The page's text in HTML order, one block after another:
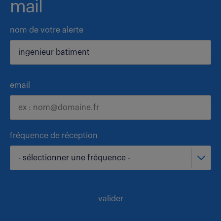
mail
nom de votre alerte
email
fréquence de réception
- sélectionner une fréquence -
valider